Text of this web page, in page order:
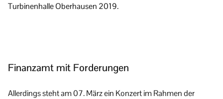
Turbinenhalle Oberhausen 2019.
Finanzamt mit Forderungen
Allerdings steht am 07. März ein Konzert im Rahmen der